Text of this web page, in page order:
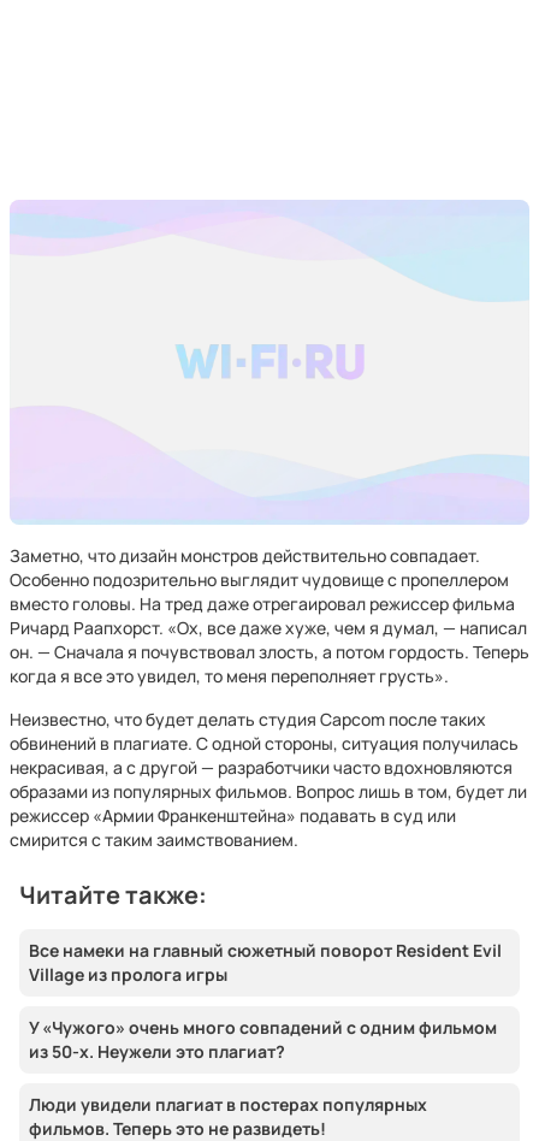
Заметно, что дизайн монстров действительно совпадает.
Особенно подозрительно выглядит чудовище с пропеллером
вместо головы. На тред даже отрегаировал режиссер фильма
Ричард Раапхорст. «Ох, все даже хуже, чем я думал, — написал
он. — Сначала я почувствовал злость, а потом гордость. Теперь
когда я все это увидел, то меня переполняет грусть».
Неизвестно, что будет делать студия Capcom после таких
обвинений в плагиате. С одной стороны, ситуация получилась
некрасивая, а с другой — разработчики часто вдохновляются
образами из популярных фильмов. Вопрос лишь в том, будет ли
режиссер «Армии Франкенштейна» подавать в суд или
смирится с таким заимствованием.
Читайте также:
Все намеки на главный сюжетный поворот Resident Evil
Village из пролога игры
У «Чужого» очень много совпадений с одним фильмом
из 50-х. Неужели это плагиат?
Люди увидели плагиат в постерах популярных
фильмов. Теперь это не развидеть!